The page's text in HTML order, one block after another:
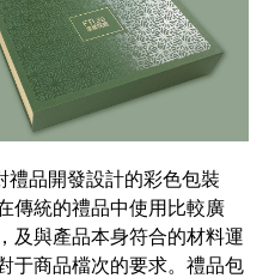
禮品開發設計的彩色包裝
傳統的禮品中使用比較廣
及與產品本身符合的材料運
于商品檔次的要求。禮品包